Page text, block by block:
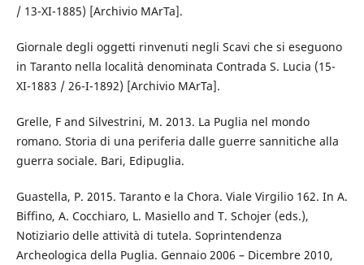
/ 13-XI-1885) [Archivio MArTa].
Giornale degli oggetti rinvenuti negli Scavi che si eseguono
in Taranto nella località denominata Contrada S. Lucia (15-
XI-1883 / 26-I-1892) [Archivio MArTa].
Grelle, F and Silvestrini, M. 2013. La Puglia nel mondo
romano. Storia di una periferia dalle guerre sannitiche alla
guerra sociale. Bari, Edipuglia.
Guastella, P. 2015. Taranto e la Chora. Viale Virgilio 162. In A.
Biffino, A. Cocchiaro, L. Masiello and T. Schojer (eds.),
Notiziario delle attività di tutela. Soprintendenza
Archeologica della Puglia. Gennaio 2006 – Dicembre 2010,